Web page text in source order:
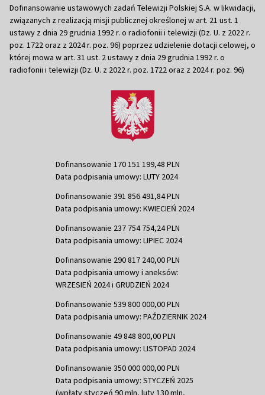
Dofinansowanie ustawowych zadań Telewizji Polskiej S.A. w likwidacji,
związanych z realizacją misji publicznej określonej w art. 21 ust. 1
ustawy z dnia 29 grudnia 1992 r. o radiofonii i telewizji (Dz. U. z 2022 r.
poz. 1722 oraz z 2024 r. poz. 96) poprzez udzielenie dotacji celowej, o
której mowa w art. 31 ust. 2 ustawy z dnia 29 grudnia 1992 r. o
radiofonii i telewizji (Dz. U. z 2022 r. poz. 1722 oraz z 2024 r. poz. 96)
Dofinansowanie 170 151 199,48 PLN
Data podpisania umowy: LUTY 2024
Dofinansowanie 391 856 491,84 PLN
Data podpisania umowy: KWIECIEŃ 2024
Dofinansowanie 237 754 754,24 PLN
Data podpisania umowy: LIPIEC 2024
Dofinansowanie 290 817 240,00 PLN
Data podpisania umowy i aneksów:
WRZESIEŃ 2024 i GRUDZIEŃ 2024
Dofinansowanie 539 800 000,00 PLN
Data podpisania umowy: PAŹDZIERNIK 2024
Dofinansowanie 49 848 800,00 PLN
Data podpisania umowy: LISTOPAD 2024
Dofinansowanie 350 000 000,00 PLN
Data podpisania umowy: STYCZEŃ 2025
(wpłaty styczeń 90 mln, luty 130 mln,